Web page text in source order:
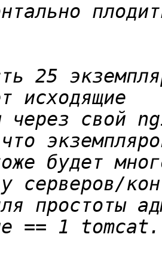
25
через свой
будет
простоты